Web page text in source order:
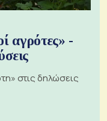
αγρότες» -
στις δηλώσεις